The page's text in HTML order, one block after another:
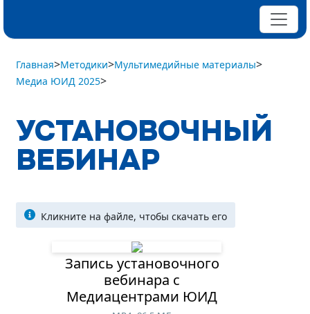
Главная>Методики>Мультимедийные материалы>
Медиа ЮИД 2025>
УСТАНОВОЧНЫЙ
ВЕБИНАР
Кликните на файле, чтобы скачать его
Запись установочного
вебинара с
Медиацентрами ЮИД